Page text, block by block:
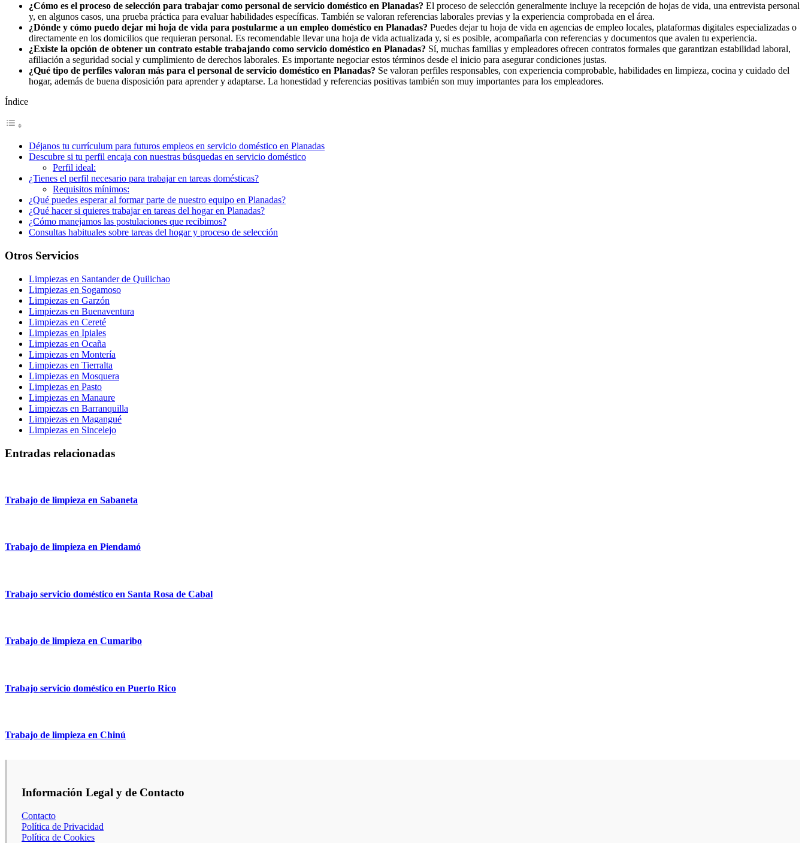
¿Cómo es el proceso de selección para trabajar como personal de servicio doméstico en Planadas? El proceso de selección generalmente incluye la recepción de hojas de vida, una entrevista personal
y, en algunos casos, una prueba práctica para evaluar habilidades específicas. También se valoran referencias laborales previas y la experiencia comprobada en el área.
¿Dónde y cómo puedo dejar mi hoja de vida para postularme a un empleo doméstico en Planadas? Puedes dejar tu hoja de vida en agencias de empleo locales, plataformas digitales especializadas o
directamente en los domicilios que requieran personal. Es recomendable llevar una hoja de vida actualizada y, si es posible, acompañarla con referencias y documentos que avalen tu experiencia.
¿Existe la opción de obtener un contrato estable trabajando como servicio doméstico en Planadas? Sí, muchas familias y empleadores ofrecen contratos formales que garantizan estabilidad laboral,
afiliación a seguridad social y cumplimiento de derechos laborales. Es importante negociar estos términos desde el inicio para asegurar condiciones justas.
¿Qué tipo de perfiles valoran más para el personal de servicio doméstico en Planadas? Se valoran perfiles responsables, con experiencia comprobable, habilidades en limpieza, cocina y cuidado del
hogar, además de buena disposición para aprender y adaptarse. La honestidad y referencias positivas también son muy importantes para los empleadores.
Índice
Déjanos tu currículum para futuros empleos en servicio doméstico en Planadas
Descubre si tu perfil encaja con nuestras búsquedas en servicio doméstico
Perfil ideal:
¿Tienes el perfil necesario para trabajar en tareas domésticas?
Requisitos mínimos:
¿Qué puedes esperar al formar parte de nuestro equipo en Planadas?
¿Qué hacer si quieres trabajar en tareas del hogar en Planadas?
¿Cómo manejamos las postulaciones que recibimos?
Consultas habituales sobre tareas del hogar y proceso de selección
Otros Servicios
Limpiezas en Santander de Quilichao
Limpiezas en Sogamoso
Limpiezas en Garzón
Limpiezas en Buenaventura
Limpiezas en Cereté
Limpiezas en Ipiales
Limpiezas en Ocaña
Limpiezas en Montería
Limpiezas en Tierralta
Limpiezas en Mosquera
Limpiezas en Pasto
Limpiezas en Manaure
Limpiezas en Barranquilla
Limpiezas en Magangué
Limpiezas en Sincelejo
Entradas relacionadas
Trabajo de limpieza en Sabaneta
Trabajo de limpieza en Piendamó
Trabajo servicio doméstico en Santa Rosa de Cabal
Trabajo de limpieza en Cumaribo
Trabajo servicio doméstico en Puerto Rico
Trabajo de limpieza en Chinú
Información Legal y de Contacto
Contacto
Política de Privacidad
Política de Cookies